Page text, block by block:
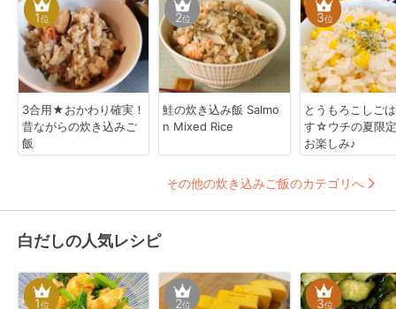
1位
3合用★おかわり確実！
昔ながらの炊き込みご
飯
2位
鮭の炊き込み飯 Salmo
n Mixed Rice
3位
とうもろこしご
す☆ウチの夏限
お楽しみ♪
その他の炊き込みご飯のカテゴリへ
白だしの人気レシピ
1位 2位 3位